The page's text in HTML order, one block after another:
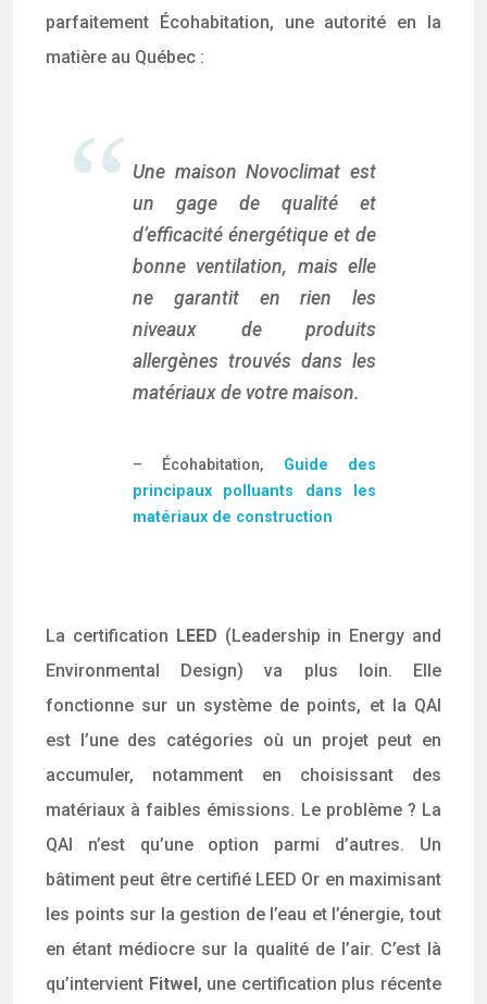
parfaitement Écohabitation, une autorité en la
matière au Québec :
Une maison Novoclimat est
un gage de qualité et
d’efficacité énergétique et de
bonne ventilation, mais elle
ne garantit en rien les
niveaux de produits
allergènes trouvés dans les
matériaux de votre maison.
– Écohabitation, Guide des
principaux polluants dans les
matériaux de construction
La certification LEED (Leadership in Energy and
Environmental Design) va plus loin. Elle
fonctionne sur un système de points, et la QAI
est l’une des catégories où un projet peut en
accumuler, notamment en choisissant des
matériaux à faibles émissions. Le problème ? La
QAI n’est qu’une option parmi d’autres. Un
bâtiment peut être certifié LEED Or en maximisant
les points sur la gestion de l’eau et l’énergie, tout
en étant médiocre sur la qualité de l’air. C’est là
qu’intervient Fitwel, une certification plus récente